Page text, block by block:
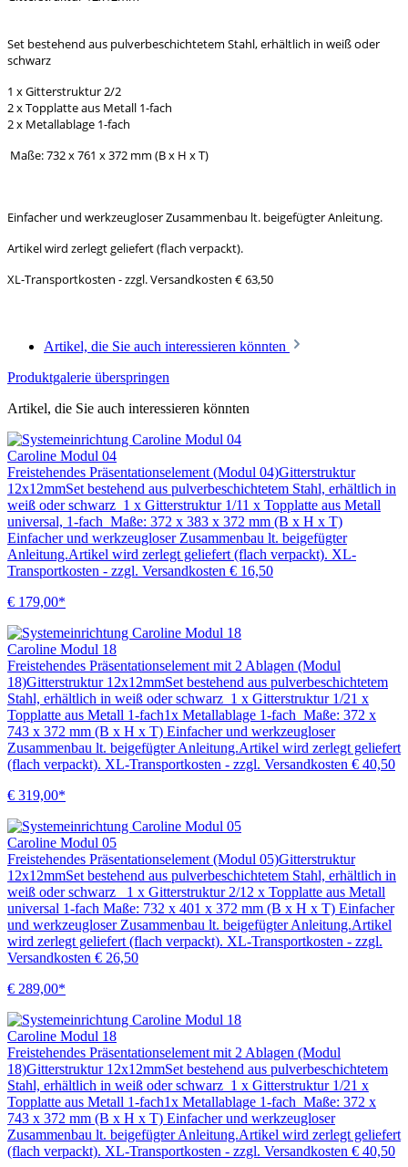
Set bestehend aus pulverbeschichtetem Stahl, erhältlich in weiß oder
schwarz
1 x Gitterstruktur 2/2
2 x Topplatte aus Metall 1-fach
2 x Metallablage 1-fach
Maße: 732 x 761 x 372 mm (B x H x T)
Einfacher und werkzeugloser Zusammenbau lt. beigefügter Anleitung.
Artikel wird zerlegt geliefert (flach verpackt).
XL-Transportkosten - zzgl. Versandkosten € 63,50
Artikel, die Sie auch interessieren könnten
Produktgalerie überspringen
Artikel, die Sie auch interessieren könnten
Caroline Modul 04
Freistehendes Präsentationselement (Modul 04)Gitterstruktur
12x12mmSet bestehend aus pulverbeschichtetem Stahl, erhältlich in
weiß oder schwarz 1 x Gitterstruktur 1/11 x Topplatte aus Metall
universal, 1-fach Maße: 372 x 383 x 372 mm (B x H x T)
Einfacher und werkzeugloser Zusammenbau lt. beigefügter
Anleitung.Artikel wird zerlegt geliefert (flach verpackt). XL-
Transportkosten - zzgl. Versandkosten € 16,50
€ 179,00*
Caroline Modul 18
Freistehendes Präsentationselement mit 2 Ablagen (Modul
18)Gitterstruktur 12x12mmSet bestehend aus pulverbeschichtetem
Stahl, erhältlich in weiß oder schwarz 1 x Gitterstruktur 1/21 x
Topplatte aus Metall 1-fach1x Metallablage 1-fach Maße: 372 x
743 x 372 mm (B x H x T) Einfacher und werkzeugloser
Zusammenbau lt. beigefügter Anleitung.Artikel wird zerlegt geliefert
(flach verpackt). XL-Transportkosten - zzgl. Versandkosten € 40,50
€ 319,00*
Caroline Modul 05
Freistehendes Präsentationselement (Modul 05)Gitterstruktur
12x12mmSet bestehend aus pulverbeschichtetem Stahl, erhältlich in
weiß oder schwarz 1 x Gitterstruktur 2/12 x Topplatte aus Metall
universal 1-fach Maße: 732 x 401 x 372 mm (B x H x T) Einfacher
und werkzeugloser Zusammenbau lt. beigefügter Anleitung.Artikel
wird zerlegt geliefert (flach verpackt). XL-Transportkosten - zzgl.
Versandkosten € 26,50
€ 289,00*
Caroline Modul 18
Freistehendes Präsentationselement mit 2 Ablagen (Modul
18)Gitterstruktur 12x12mmSet bestehend aus pulverbeschichtetem
Stahl, erhältlich in weiß oder schwarz 1 x Gitterstruktur 1/21 x
Topplatte aus Metall 1-fach1x Metallablage 1-fach Maße: 372 x
743 x 372 mm (B x H x T) Einfacher und werkzeugloser
Zusammenbau lt. beigefügter Anleitung.Artikel wird zerlegt geliefert
(flach verpackt). XL-Transportkosten - zzgl. Versandkosten € 40,50